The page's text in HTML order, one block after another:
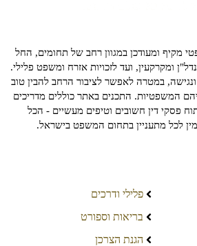
מקיף ומעודכן במגוון רחב של תחומים, החל
ומקרקעין, ועד לזכויות אזרח ומשפט פלילי.
במטרה לאפשר לציבור הרחב להבין טוב
המשפטיות. התכנים באתר כוללים מדריכים
פסקי דין חשובים וטיפים מעשיים - הכל
לכל מתעניין בתחום המשפט בישראל.
פלילי ודרכים
בריאות וספורט
הגנת הצרכן